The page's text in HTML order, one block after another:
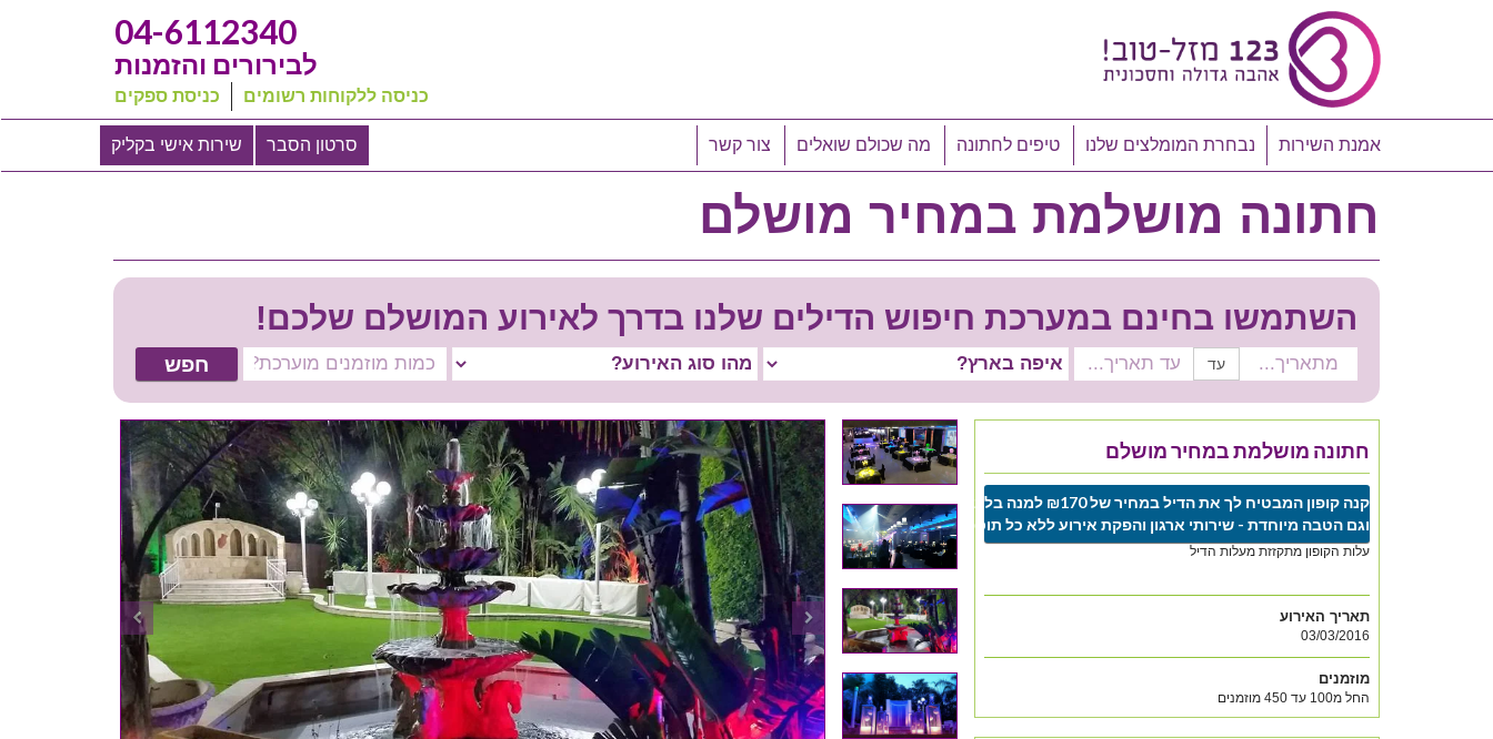
04-6112340
לבירורים והזמנות
כניסת ספקים כניסה ללקוחות רשומים
אמנת השירות נבחרת המומלצים שלנו טיפים לחתונה מה שכולם שואלים צור קשר שירות אישי בקליק סרטון הסבר
חתונה מושלמת במחיר מושלם
השתמשו בחינם במערכת חיפוש הדילים שלנו בדרך לאירוע המושלם שלכם!
חפש עד
חתונה מושלמת במחיר מושלם
קנה קופון המבטיח לך את הדיל במחיר של ₪170 למנה בלבד
וגם הטבה מיוחדת - שירותי ארגון והפקת אירוע ללא כל תוספת
עלות הקופון מתקזזת מעלות הדיל
תאריך האירוע
03/03/2016
מוזמנים
החל מ100 עד 450 מוזמנים